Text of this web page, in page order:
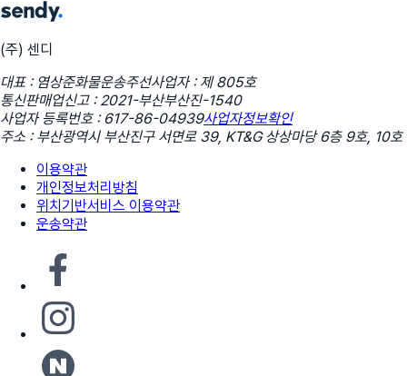
(주) 센디
대표 : 염상준화물운송주선사업자 : 제 805호
통신판매업신고 : 2021-부산부산진-1540
사업자 등록번호 : 617-86-04939사업자정보확인
주소 : 부산광역시 부산진구 서면로 39, KT&G 상상마당 6층 9호, 10호
이용약관
개인정보처리방침
위치기반서비스 이용약관
운송약관